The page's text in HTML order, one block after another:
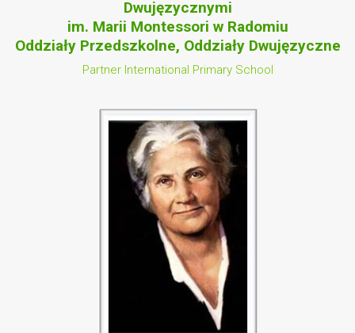
Dwujęzycznymi
im. Marii Montessori w Radomiu
Oddziały Przedszkolne, Oddziały Dwujęzyczne
Partner International Primary School